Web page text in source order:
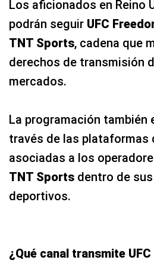
Los aficionados en Reino
podrán seguir UFC
TNT Sports, cadena que
derechos de transmisión
mercados.
La programación también
través de las plataformas
asociadas a los
TNT Sports dentro de
deportivos.
¿Qué canal transmite